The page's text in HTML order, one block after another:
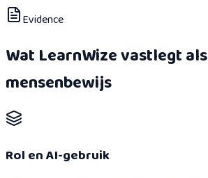
Evidence
Wat LearnWize vastlegt als
mensenbewijs
Rol en AI-gebruik